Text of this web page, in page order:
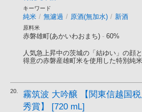
キーワード
純米 / 無濾過 / 原酒(無加水) / 新酒
原料米
赤磐雄町(あかいわおまち) - 60%
人気急上昇中の茨城の「結ゆい」の顔
得意の赤磐産雄町米を使用した特別純
20.
霧筑波 大吟醸 【関東信越国
秀賞】 [720 mL]